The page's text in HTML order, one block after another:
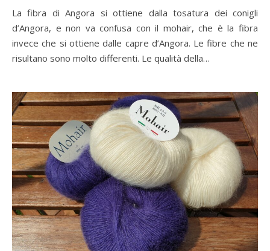
La fibra di Angora si ottiene dalla tosatura dei conigli
d’Angora, e non va confusa con il mohair, che è la fibra
invece che si ottiene dalle capre d’Angora. Le fibre che ne
risultano sono molto differenti. Le qualità della…